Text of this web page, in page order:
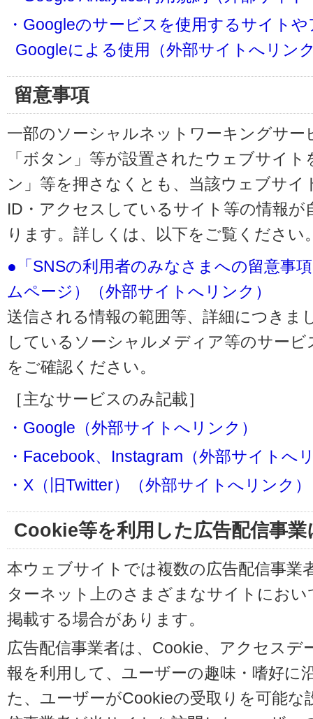
・Googleのサービスを使用するサイト
Googleによる使用（外部サイトへリン
留意事項
一部のソーシャルネットワーキングサー
「ボタン」等が設置されたウェブサイ
ン」等を押さなくとも、当該ウェブサイ
ID・アクセスしているサイト等の情報
ります。詳しくは、以下をご覧ください
●「SNSの利用者のみなさまへの留意事
ムページ）（外部サイトへリンク）
送信される情報の範囲等、詳細につきま
しているソーシャルメディア等のサー
をご確認ください。
［主なサービスのみ記載］
・Google（外部サイトへリンク）
・Facebook、Instagram（外部サイトへ
・X（旧Twitter）（外部サイトへリンク）
Cookie等を利用した広告配信事
本ウェブサイトでは複数の広告配信事業
ターネット上のさまざまなサイトにお
掲載する場合があります。
広告配信事業者は、Cookie、アクセスデ
報を利用して、ユーザーの趣味・嗜好に
た、ユーザーがCookieの受取りを可能